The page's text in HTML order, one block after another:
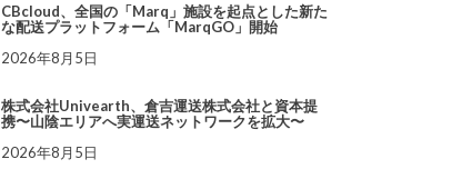
CBcloud、全国の「Marq」施設を起点とした新た
な配送プラットフォーム「MarqGO」開始
2026年8月5日
株式会社Univearth、倉吉運送株式会社と資本提
携〜山陰エリアへ実運送ネットワークを拡大〜
2026年8月5日